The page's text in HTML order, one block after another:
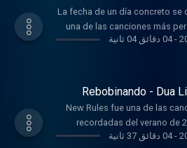
La fecha de un día concreto se
una de las canciones más
Aitana. 6 de febrero
- 04 دقائق 04 ثانية
Rebobinando - Dua
rules -
New Rules fue una de las
recordadas del verano de
identifica por la emergencia- 04 دقائق 37 ثانية